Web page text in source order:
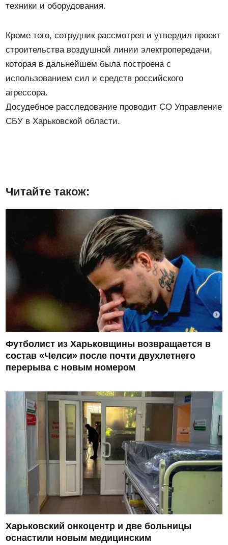
техники и оборудования.
Кроме того, сотрудник рассмотрел и утвердил проект
строительства воздушной линии электропередачи,
которая в дальнейшем была построена с
использованием сил и средств российского
агрессора.
Досудебное расследование проводит СО Управление
СБУ в Харьковской области.
Читайте також:
Футболист из Харьковщины возвращается в
состав «Челси» после почти двухлетнего
перерыва с новым номером
Харьковский онкоцентр и две больницы
оснастили новым медицинским